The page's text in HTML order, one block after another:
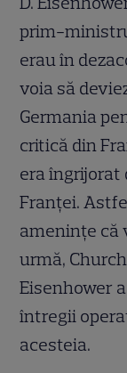
prim-
erau în
voia să
Germania
critică din
era îngrijorat
Franței.
amenințe că
urmă,
Eisenhower
întregii
acesteia.